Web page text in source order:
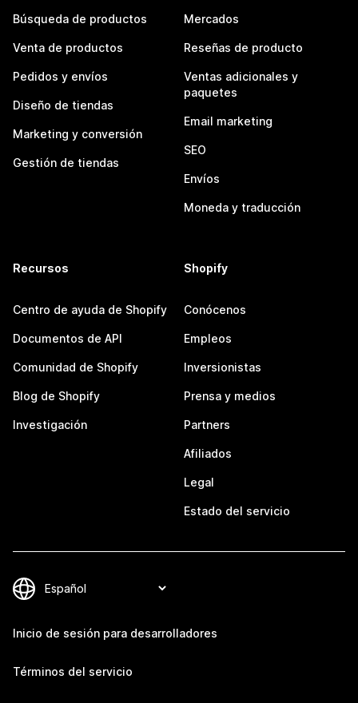
Búsqueda de productos
Venta de productos
Pedidos y envíos
Diseño de tiendas
Marketing y conversión
Gestión de tiendas
Mercados
Reseñas de producto
Ventas adicionales y
paquetes
Email marketing
SEO
Envíos
Moneda y traducción
Recursos
Centro de ayuda de Shopify
Documentos de API
Comunidad de Shopify
Blog de Shopify
Investigación
Shopify
Conócenos
Empleos
Inversionistas
Prensa y medios
Partners
Afiliados
Legal
Estado del servicio
Inicio de sesión para desarrolladores
Términos del servicio